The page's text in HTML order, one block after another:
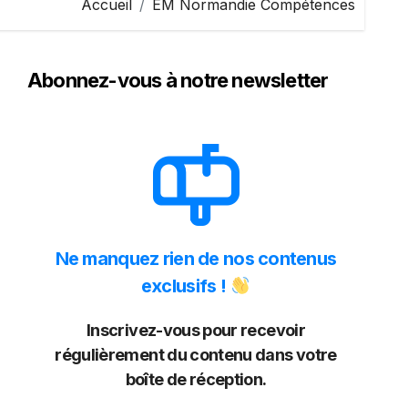
Accueil EM Normandie Compétences
Abonnez-vous à notre newsletter
Ne manquez rien de nos contenus
exclusifs !
Inscrivez-vous pour recevoir
régulièrement du contenu dans votre
boîte de réception.